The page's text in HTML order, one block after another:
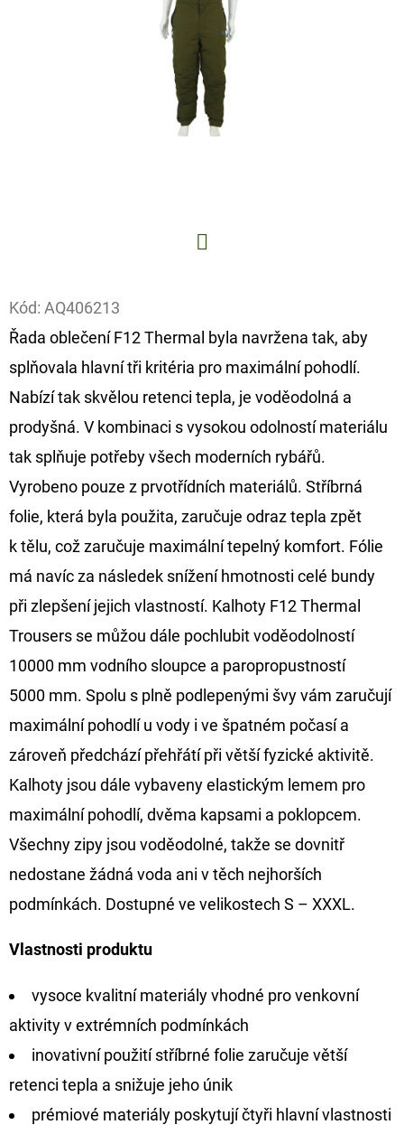
Kód: AQ406213
Řada oblečení F12 Thermal byla navržena tak, aby
splňovala hlavní tři kritéria pro maximální pohodlí.
Nabízí tak skvělou retenci tepla, je voděodolná a
prodyšná. V kombinaci s vysokou odolností materiálu
tak splňuje potřeby všech moderních rybářů.
Vyrobeno pouze z prvotřídních materiálů. Stříbrná
folie, která byla použita, zaručuje odraz tepla zpět
k tělu, což zaručuje maximální tepelný komfort. Fólie
má navíc za následek snížení hmotnosti celé bundy
při zlepšení jejich vlastností. Kalhoty F12 Thermal
Trousers se můžou dále pochlubit voděodolností
10000 mm vodního sloupce a paropropustností
5000 mm. Spolu s plně podlepenými švy vám zaručují
maximální pohodlí u vody i ve špatném počasí a
zároveň předchází přehřátí při větší fyzické aktivitě.
Kalhoty jsou dále vybaveny elastickým lemem pro
maximální pohodlí, dvěma kapsami a poklopcem.
Všechny zipy jsou voděodolné, takže se dovnitř
nedostane žádná voda ani v těch nejhorších
podmínkách. Dostupné ve velikostech S – XXXL.
Vlastnosti produktu
vysoce kvalitní materiály vhodné pro venkovní
aktivity v extrémních podmínkách
inovativní použití stříbrné folie zaručuje větší
retenci tepla a snižuje jeho únik
prémiové materiály poskytují čtyři hlavní vlastnosti
D
O
P
O
R
Č
U
J
E
E
CARP
FLOAT
202
Původně:
Kč